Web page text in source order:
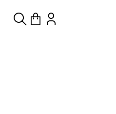
Chercher
Panier